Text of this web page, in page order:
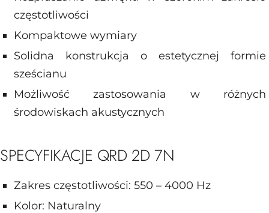
częstotliwości
Kompaktowe wymiary
Solidna konstrukcja o estetycznej formie
sześcianu
Możliwość zastosowania w różnych
środowiskach akustycznych
SPECYFIKACJE QRD 2D 7N
Zakres częstotliwości: 550 – 4000 Hz
Kolor: Naturalny